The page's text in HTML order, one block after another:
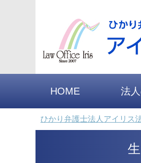
HOME 法
ひかり弁護士法人アイリス